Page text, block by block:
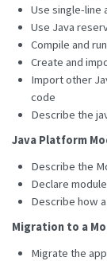
Use single-line
Use Java
Compile and
Create and
Import other
code
Describe the
Java Platform
Describe the
Declare
Describe how
Migration to a
Migrate the